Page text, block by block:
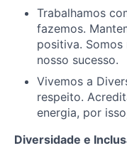
Trabalhamos
fazemos.
positiva.
nosso sucesso.
Vivemos a
respeito.
energia, por
Diversidade e